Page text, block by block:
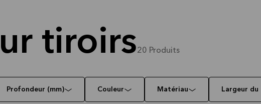
tiroirs20 Produits
Profondeur (mm) Couleur Matériau Largeur du